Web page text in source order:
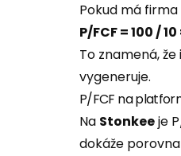
Pokud má
P/FCF = 100 / 10
To znamená,
vygeneruje.
P/FCF na
Na Stonkeeje
dokáže